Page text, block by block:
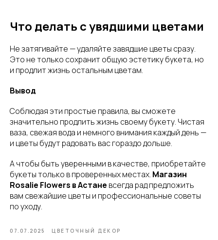
Что делать с увядшими цветами
Не затягивайте — удаляйте завядшие цветы сразу.
Это не только сохранит общую эстетику букета, но
и продлит жизнь остальным цветам.
Вывод
Соблюдая эти простые правила, вы сможете
значительно продлить жизнь своему букету. Чистая
ваза, свежая вода и немного внимания каждый день —
и цветы будут радовать вас гораздо дольше.
А чтобы быть уверенными в качестве, приобретайте
букеты только в проверенных местах. Магазин
Rosalie Flowers в Астане всегда рад предложить
вам свежайшие цветы и профессиональные советы
по уходу.
07.07.2025 ЦВЕТОЧНЫЙ ДЕКОР